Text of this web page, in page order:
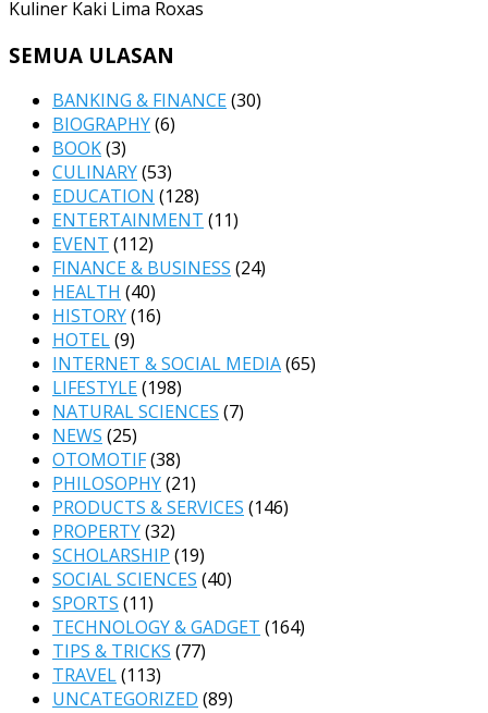
Kuliner Kaki Lima Roxas
SEMUA ULASAN
BANKING & FINANCE(30)
BIOGRAPHY(6)
BOOK(3)
CULINARY(53)
EDUCATION (128)
ENTERTAINMENT (11)
EVENT (112)
FINANCE & BUSINESS (24)
HEALTH (40)
HISTORY(16)
HOTEL(9)
INTERNET & SOCIAL MEDIA(65)
LIFESTYLE(198)
NATURAL SCIENCES (7)
NEWS (25)
OTOMOTIF(38)
PHILOSOPHY(21)
PRODUCTS & SERVICES (146)
PROPERTY(32)
SCHOLARSHIP (19)
SOCIAL SCIENCES (40)
SPORTS (11)
TECHNOLOGY & GADGET (164)
TIPS & TRICKS (77)
TRAVEL(113)
UNCATEGORIZED (89)